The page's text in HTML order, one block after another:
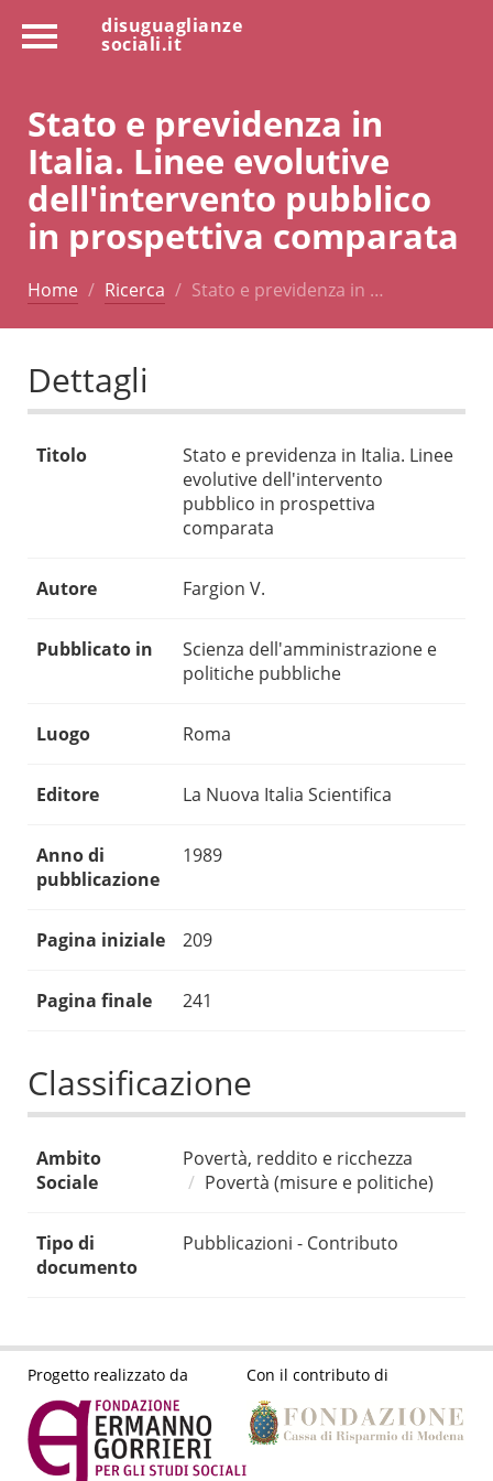
disuguaglianze
sociali.it
Stato e previdenza in
Italia. Linee evolutive
dell'intervento pubblico
in prospettiva comparata
Home Ricerca Stato e previdenza in …
Dettagli
Titolo
Stato e previdenza in Italia. Linee
evolutive dell'intervento
pubblico in prospettiva
comparata
Autore Fargion V.
Pubblicato in
Scienza dell'amministrazione e
politiche pubbliche
Luogo Roma
Editore La Nuova Italia Scientifica
Anno di
pubblicazione
1989
Pagina iniziale 209
Pagina finale 241
Classificazione
Ambito
Sociale
Povertà, reddito e ricchezza
Povertà (misure e politiche)
Tipo di
documento
Pubblicazioni - Contributo
Progetto realizzato da Con il contributo di